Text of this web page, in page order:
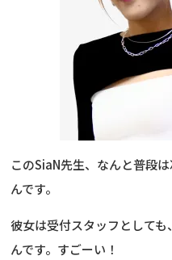
このSiaN先生、なんと普段
んです。
彼女は受付スタッフとして
んです。すごーい！